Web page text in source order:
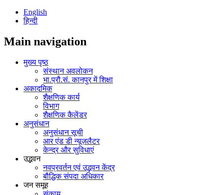
English
हिन्दी
Main navigation
मुख्य पृष्ठ
संस्थान अवलोकन
भा.प्रौ.सं. कानपुर में शिक्षा
अकादमिक
शैक्षणिक कार्य
विभाग
शैक्षणिक कैलेंडर
अनुसंधान
अनुसंधान सूची
आर एंड डी न्यूज़लैटर
केन्द्र और सुविधाएं
उद्भवन
नवप्रवर्तन एवं उद्भवन केंद्र
बौद्धिक संपदा अधिकार
जन समूह